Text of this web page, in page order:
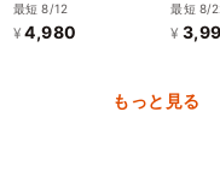
キ6個セット
最短 8/12
¥ 4,980
最短 8/
¥
もっと見る